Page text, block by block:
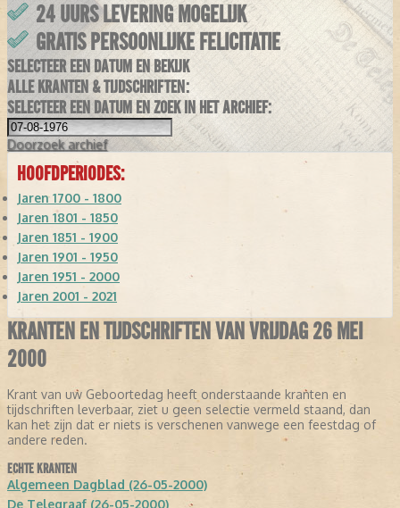
24 UURS LEVERING MOGELIJK
GRATIS PERSOONLIJKE FELICITATIE
SELECTEER EEN DATUM EN BEKIJK
ALLE KRANTEN & TIJDSCHRIFTEN:
SELECTEER EEN DATUM EN ZOEK IN HET ARCHIEF:
Doorzoek archief
HOOFDPERIODES:
Jaren 1700 - 1800
Jaren 1801 - 1850
Jaren 1851 - 1900
Jaren 1901 - 1950
Jaren 1951 - 2000
Jaren 2001 - 2021
KRANTEN EN TIJDSCHRIFTEN VAN VRIJDAG 26 MEI
2000
Krant van uw Geboortedag heeft onderstaande kranten en
tijdschriften leverbaar, ziet u geen selectie vermeld staand, dan
kan het zijn dat er niets is verschenen vanwege een feestdag of
andere reden.
ECHTE KRANTEN
Algemeen Dagblad (26-05-2000)
De Telegraaf (26-05-2000)